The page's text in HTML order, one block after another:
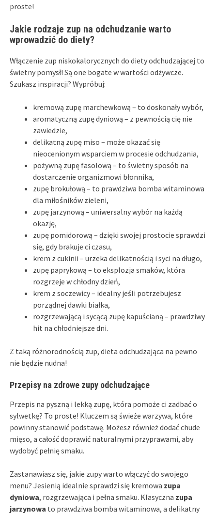
proste!
Jakie rodzaje zup na odchudzanie warto
wprowadzić do diety?
Włączenie zup niskokalorycznych do diety odchudzającej to
świetny pomysł! Są one bogate w wartości odżywcze.
Szukasz inspiracji? Wypróbuj:
kremową zupę marchewkową – to doskonały wybór,
aromatyczną zupę dyniową – z pewnością cię nie
zawiedzie,
delikatną zupę miso – może okazać się
nieocenionym wsparciem w procesie odchudzania,
pożywną zupę fasolową – to świetny sposób na
dostarczenie organizmowi błonnika,
zupę brokułową – to prawdziwa bomba witaminowa
dla miłośników zieleni,
zupę jarzynową – uniwersalny wybór na każdą
okazję,
zupę pomidorową – dzięki swojej prostocie sprawdzi
się, gdy brakuje ci czasu,
krem z cukinii – urzeka delikatnością i syci na długo,
zupę paprykową – to eksplozja smaków, która
rozgrzeje w chłodny dzień,
krem z soczewicy – idealny jeśli potrzebujesz
porządnej dawki białka,
rozgrzewającą i sycącą zupę kapuścianą – prawdziwy
hit na chłodniejsze dni.
Z taką różnorodnością zup, dieta odchudzająca na pewno
nie będzie nudna!
Przepisy na zdrowe zupy odchudzające
Przepis na pyszną i lekką zupę, która pomoże ci zadbać o
sylwetkę? To proste! Kluczem są świeże warzywa, które
powinny stanowić podstawę. Możesz również dodać chude
mięso, a całość doprawić naturalnymi przyprawami, aby
wydobyć pełnię smaku.
Zastanawiasz się, jakie zupy warto włączyć do swojego
menu? Jesienią idealnie sprawdzi się kremowa zupa
dyniowa, rozgrzewająca i pełna smaku. Klasyczna zupa
jarzynowa to prawdziwa bomba witaminowa, a delikatny